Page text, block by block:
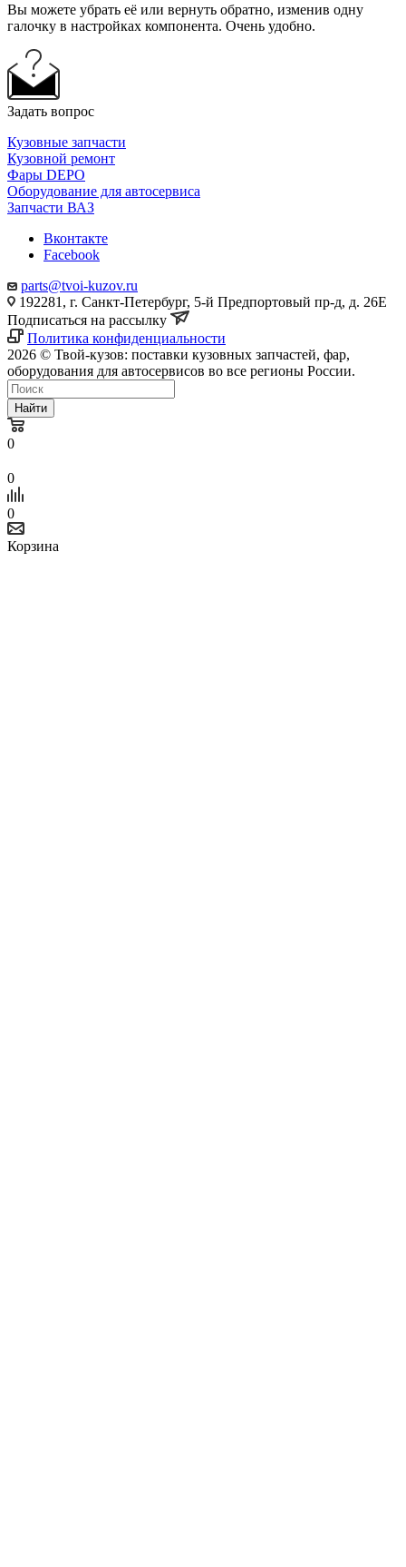
Вы можете убрать её или вернуть обратно, изменив одну
галочку в настройках компонента. Очень удобно.
Задать вопрос
Кузовные запчасти
Кузовной ремонт
Фары DEPO
Оборудование для автосервиса
Запчасти ВАЗ
Вконтакте
Facebook
parts@tvoi-kuzov.ru
192281, г. Санкт-Петербург, 5-й Предпортовый пр-д, д. 26Е
Подписаться на рассылку
Политика конфиденциальности
2026 © Твой-кузов: поставки кузовных запчастей, фар,
оборудования для автосервисов во все регионы России.
Найти
0
0
0
Корзина